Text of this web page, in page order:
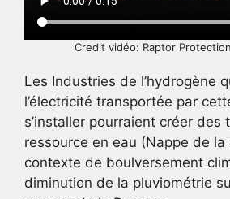
Credit vidéo: Raptor
Les Industries de l’hydrogène
l’électricité transportée par
s’installer pourraient créer des
ressource en eau (Nappe de la
contexte de boulversement
diminution de la pluviométrie